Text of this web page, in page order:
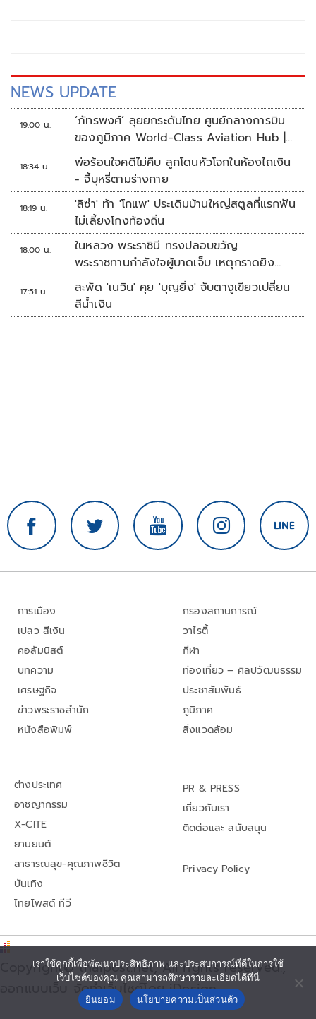
เรื่องราวสุดป่วนของคนกับผีจึงเกิดขึ้น พร้อมภารกิจสำคัญใน
การตามสืบหาอุบัติเหตุที่คร่าชีวิตตี่ตี๋ เพื่อส่งให้เขาไปสู่สุคติ
NEWS UPDATE
19:00 น.
‘ภัทรพงศ์’ ลุยยกระดับไทย ศูนย์กลางการบิน
ของภูมิภาค World-Class Aviation Hub |
ห้องข่าวไทยโพสต์สุดสัปดาห์
18:34 น.
พ่อร้อนใจคดีไม่คืบ ลูกโดนหัวโจกในห้องไถเงิน
- จี้บุหรี่ตามร่างกาย
18:19 น.
'ลิซ่า' ท้า 'โกแพ' ประเดิมบ้านใหญ่สตูลที่แรกฟัน
ไม่เลี้ยงโกงท้องถิ่น
18:00 น.
ในหลวง พระราชินี ทรงปลอบขวัญ
พระราชทานกำลังใจผู้บาดเจ็บ เหตุกราดยิง
รร.เทพศิรินทร์นนทบุรี
17:51 น.
สะพัด 'เนวิน' คุย 'บุญยิ่ง' จับตางูเขียวเปลี่ยน
สีน้ำเงิน
การเมือง
เปลว สีเงิน
คอลัมนิสต์
บทความ
เศรษฐกิจ
ข่าวพระราชสำนัก
หนังสือพิมพ์
กรองสถานการณ์
วาไรตี้
กีฬา
ท่องเที่ยว – ศิลปวัฒนธรรม
ประชาสัมพันธ์
ภูมิภาค
สิ่งแวดล้อม
ต่างประเทศ
อาชญากรรม
X-CITE
ยานยนต์
สาธารณสุข-คุณภาพชีวิต
บันเทิง
ไทยโพสต์ ทีวี
PR & PRESS
เกี่ยวกับเรา
ติดต่อและ สนับสนุน
Privacy Policy
Copyright© thaipost.net, All rights reserved.,
ออกแบบเว็บ จัดทำเว็บไซต์โดย iDesign
เราใช้คุกกี้เพื่อพัฒนาประสิทธิภาพ และประสบการณ์ที่ดีในการใช้
เว็บไซต์ของคุณ คุณสามารถศึกษารายละเอียดได้ที่นี่
ยินยอม
นโยบายความเป็นส่วนตัว